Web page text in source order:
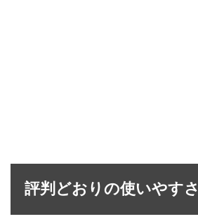
評判どおりの使いやすさ